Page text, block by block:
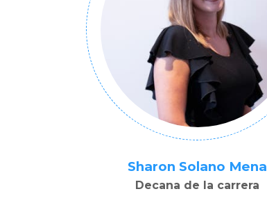
Sharon Solano Mena
Decana de la carrera